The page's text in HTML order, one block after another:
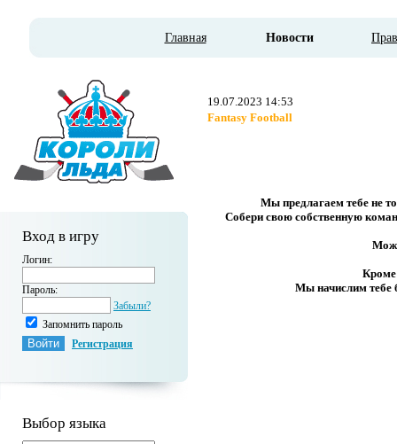
Главная Новости
Вход в игру
Логин:
Пароль:
Забыли?
Запомнить пароль
Регистрация
Выбор языка
19.07.2023 14:53
Fantasy Football
Мы предлагаем тебе не
Собери свою собственную
Кроме
Мы начислим тебе